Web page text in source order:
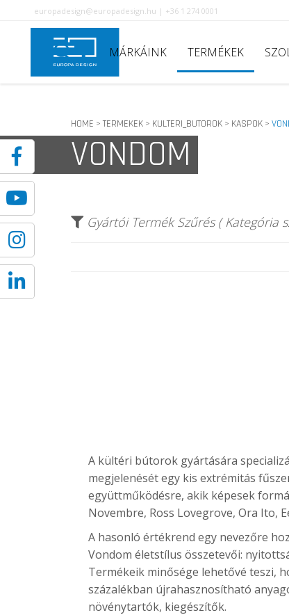
europadesign@europadesign.hu | +36 1 274 0001
MÁRKÁINK TERMÉKEK
HOME > TERMEKEK > KULTERI_BUTOROK > KASPOK >
VONDOM
Gyártói Termék Szűrés ( Kategória
A kültéri bútorok gyártására
megjelenését egy kis extrémitás
együttműködésre, akik képesek
Novembre, Ross Lovegrove, Ora Ito,
A hasonló értékrend egy nevezőre
Vondom életstílus összetevői:
Termékeik minősége lehetővé teszi,
százalékban újrahasznosítható
növénytartók, kiegészítők.